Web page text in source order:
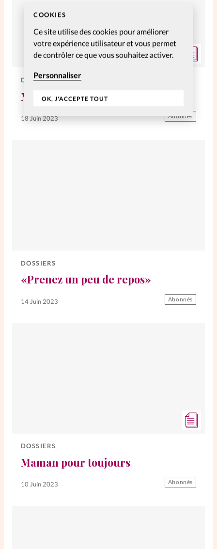
COOKIES
Ce site utilise des cookies pour améliorer
votre expérience utilisateur et vous permet
de contrôler ce que vous souhaitez activer.
Personnaliser
OK, J'ACCEPTE TOUT
DOSSIERS
Mamans de garçons
18 Juin 2023 Abonnés
DOSSIERS
«Prenez un peu de repos»
14 Juin 2023 Abonnés
DOSSIERS
Maman pour toujours
10 Juin 2023 Abonnés